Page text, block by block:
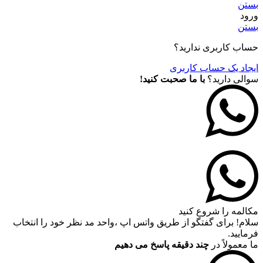
بستن
ورود
بستن
حساب کاربری ندارید؟
ایجاد یک حساب کاربری
سوالی دارید؟ با ما صحبت کنید!
مکالمه را شروع کنید
سلام! برای گفتگو از طریق واتس اپ ،واحد مد نظر خود را انتخاب
فرمایید.
ما معمولاً در چند دقیقه پاسخ می دهیم